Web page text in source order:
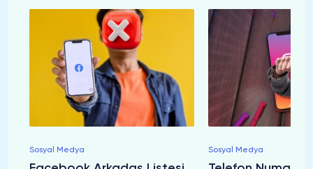
Sosyal Medya Sosyal Medya